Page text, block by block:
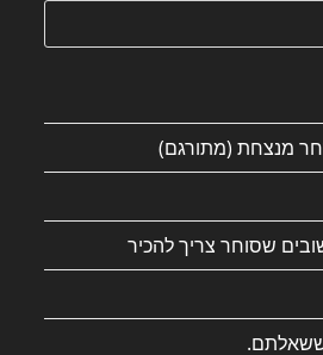
מנצחת (מתורגם)
ששאלתם.